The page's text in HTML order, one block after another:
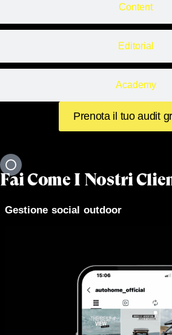
Content
Editorial
Academy
Prenota il tuo audit
Fai Come I Nostri
Gestione social outdoor